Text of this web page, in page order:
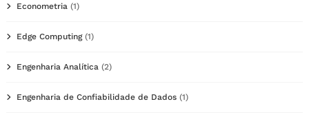
Econometria (1)
Edge Computing(1)
Engenharia Analítica (2)
Engenharia de Confiabilidade de Dados (1)